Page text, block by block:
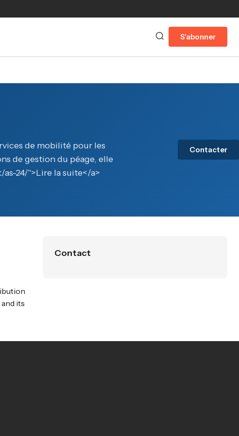
S'abonner
de mobilité pour les
de gestion du péage, elle
24/">Lire la suite</a>
Contacter
its
Contact